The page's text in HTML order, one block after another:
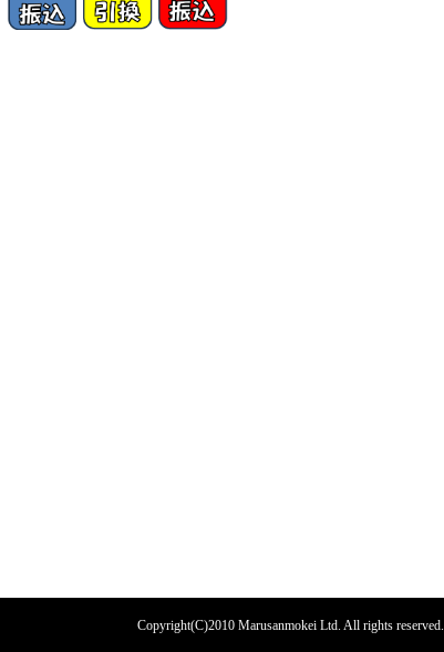
Copyright(C)2010 Marusanmokei Ltd. All rights reserved.